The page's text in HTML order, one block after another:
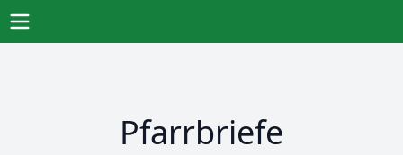
Direkt
zum
Öffne Menu
Pfarrbriefe